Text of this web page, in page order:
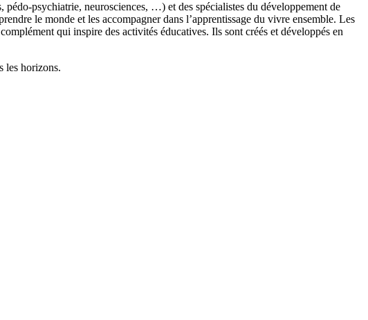
pédo-psychiatrie, neurosciences, …) et des spécialistes du développement de
le monde et les accompagner dans l’apprentissage du vivre ensemble. Les
qui inspire des activités éducatives. Ils sont créés et développés en
les horizons.